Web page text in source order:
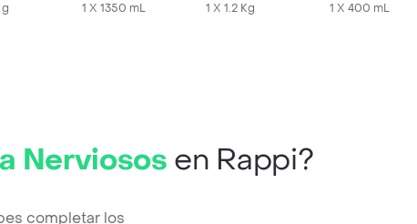
1 X 1350 mL
1 X 1.2 Kg
1 X 400 mL
Nerviosos en Rappi?
completar los